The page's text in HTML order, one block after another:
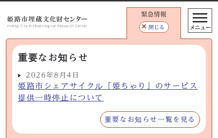
緊急情報
閉じる
重要なお知らせ
2026年8月4日
姫路市シェアサイクル「姫ちゃり」のサービス
提供一時停止について
重要なお知らせ一覧を見る
メニュー